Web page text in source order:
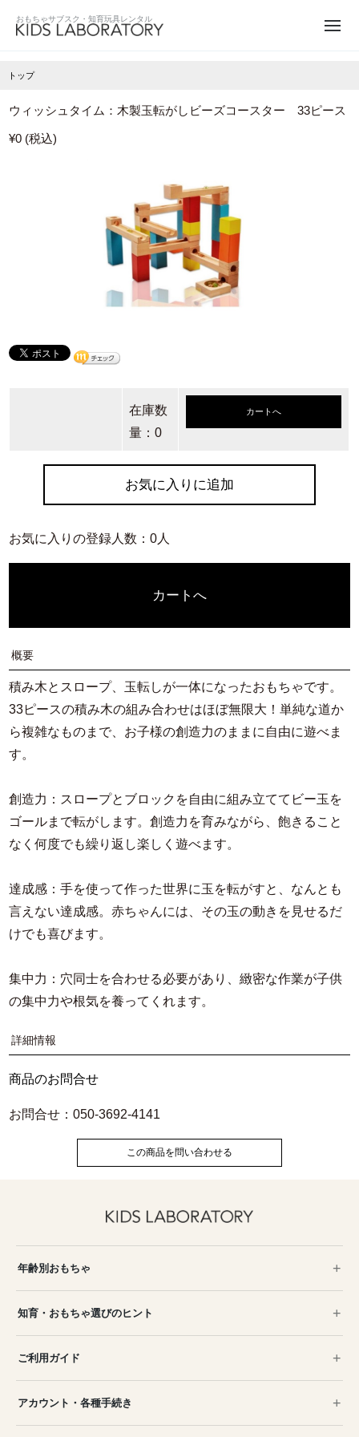
トップ
ウィッシュタイム：木製玉転がしビーズコースター 33ピース
¥0 (税込)
在庫数
量：0
カートへ
お気に入りに追加
お気に入りの登録人数：0人
カートへ
概要
積み木とスロープ、玉転しが一体になったおもちゃです。
33ピースの積み木の組み合わせはほぼ無限大！単純な道か
ら複雑なものまで、お子様の創造力のままに自由に遊べま
す。
創造力：スロープとブロックを自由に組み立ててビー玉を
ゴールまで転がします。創造力を育みながら、飽きること
なく何度でも繰り返し楽しく遊べます。
達成感：手を使って作った世界に玉を転がすと、なんとも
言えない達成感。赤ちゃんには、その玉の動きを見せるだ
けでも喜びます。
集中力：穴同士を合わせる必要があり、緻密な作業が子供
の集中力や根気を養ってくれます。
詳細情報
商品のお問合せ
お問合せ：050-3692-4141
この商品を問い合わせる
年齢別おもちゃ
知育・おもちゃ選びのヒント
ご利用ガイド
アカウント・各種手続き